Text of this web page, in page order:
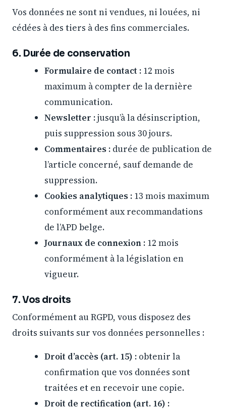
Vos données ne sont ni vendues, ni louées, ni
cédées à des tiers à des fins commerciales.
6. Durée de conservation
Formulaire de contact : 12 mois
maximum à compter de la dernière
communication.
Newsletter :jusqu’à la désinscription,
puis suppression sous 30 jours.
Commentaires : durée de publication de
l’article concerné, sauf demande de
suppression.
Cookies analytiques : 13 mois maximum
conformément aux recommandations
de l’APD belge.
Journaux de connexion : 12 mois
conformément à la législation en
vigueur.
7. Vos droits
Conformément au RGPD, vous disposez des
droits suivants sur vos données personnelles :
Droit d’accès (art. 15) : obtenir la
confirmation que vos données sont
traitées et en recevoir une copie.
Droit de rectification (art. 16) :